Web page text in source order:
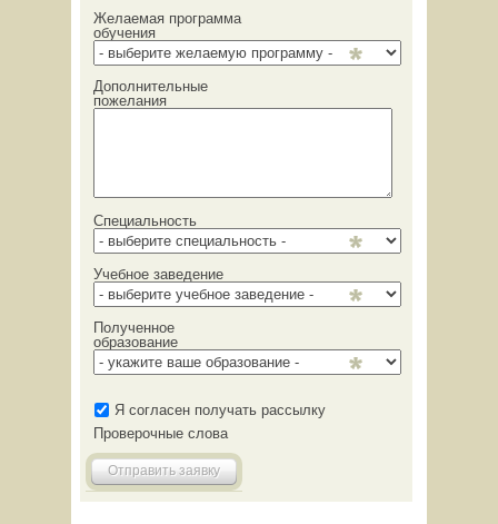
Желаемая программа
обучения
Дополнительные
пожелания
Специальность
Учебное заведение
Полученное
образование
Я согласен получать рассылку
Проверочные слова
Отправить заявку